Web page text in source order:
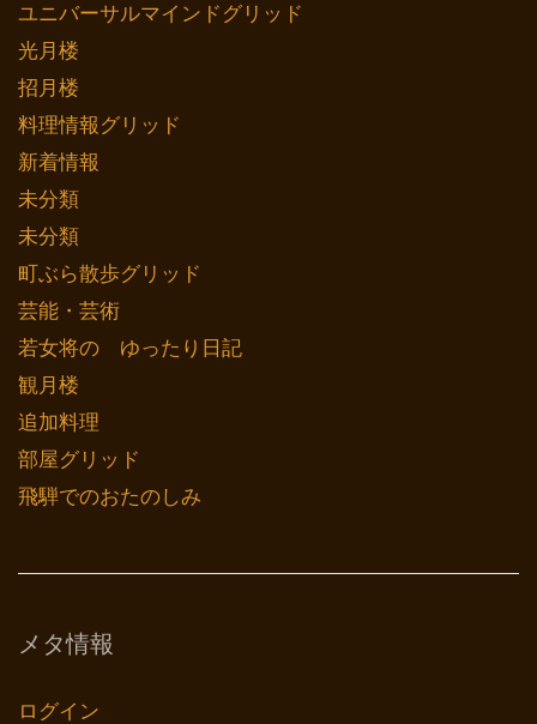
ユニバーサルマインドグリッド
光月楼
招月楼
料理情報グリッド
新着情報
未分類
未分類
町ぶら散歩グリッド
芸能・芸術
若女将の ゆったり日記
観月楼
追加料理
部屋グリッド
飛騨でのおたのしみ
メタ情報
ログイン